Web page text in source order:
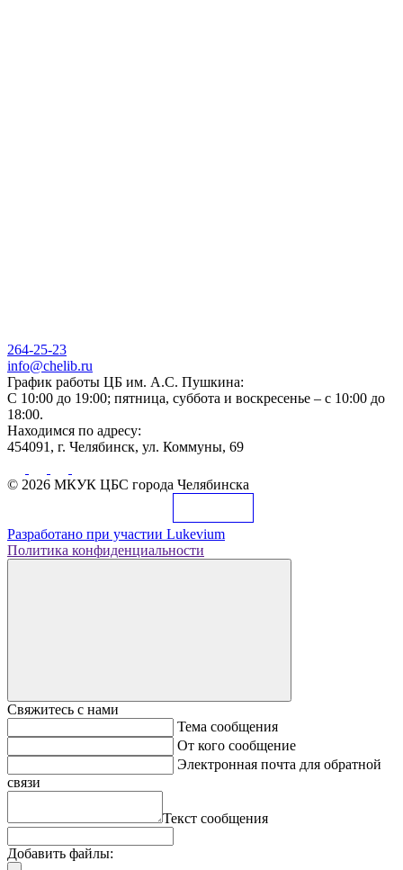
264-25-23
info@chelib.ru
График работы ЦБ им. А.С. Пушкина:
С 10:00 до 19:00; пятница, суббота и воскресенье – с 10:00 до
18:00.
Находимся по адресу:
454091, г. Челябинск, ул. Коммуны, 69
© 2026 МКУК ЦБС города Челябинска
Разработано при участии Lukevium
Политика конфиденциальности
Свяжитесь с нами
Тема сообщения
От кого сообщение
Электронная почта для обратной
связи
Текст сообщения
Добавить файлы: